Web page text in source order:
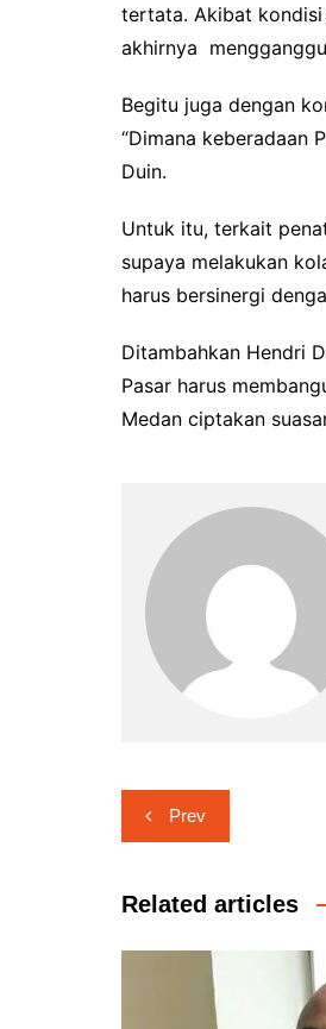
tertata. Akibat kondisi
akhirnya
Begitu juga dengan
“Dimana keberadaan
Duin.
Untuk itu, terkait
supaya melakukan
harus bersinergi
Ditambahkan Hendri
Pasar harus
Medan ciptakan
Navigasi
pos
Prev
Related articles